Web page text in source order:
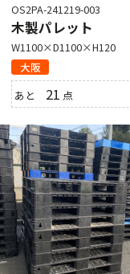
OS2PA-241219-003
木製パレット
W1100×D1100×H120
大阪
あと 21 点